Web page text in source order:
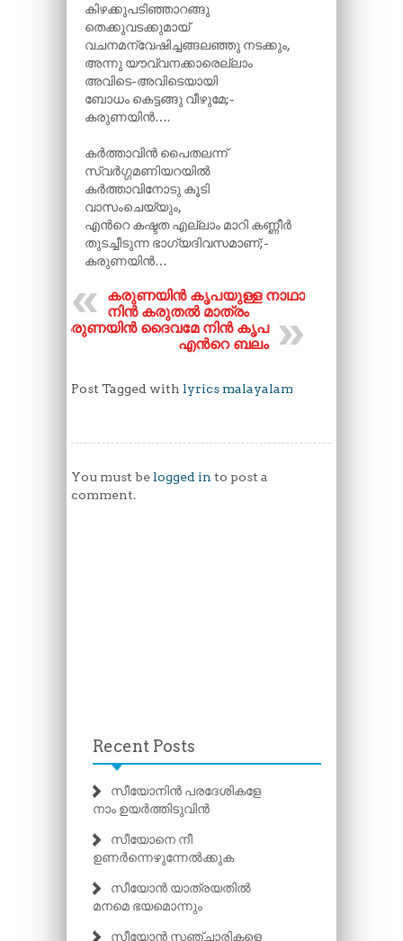
കിഴക്കുപടിഞ്ഞാറങ്ങു
തെക്കുവടക്കുമായ്
വചനമന്വേഷിച്ചങ്ങലഞ്ഞു നടക്കും,
അന്നു യൗവ്വനക്കാരെല്ലാം
അവിടെ-അവിടെയായി
ബോധം കെട്ടങ്ങു വീഴുമേ;-
കരുണയിൻ….
കർത്താവിൻ പൈതലന്ന്
സ്വർഗ്ഗമണിയറയിൽ
കർത്താവിനോടു കൂടി
വാസംചെയ്യും,
എന്‍റെ കഷ്ടത എല്ലാം മാറി കണ്ണീർ
തുടച്ചീടുന്ന ഭാഗ്യദിവസമാണ്;-
കരുണയിൻ…
കരുണയിൻ കൃപയുള്ള നാഥാ
നിൻ കരുതൽ മാത്രം
കരുണയിൻ ദൈവമേ നിൻ കൃപ
എന്‍റെ ബലം
Post Tagged with lyrics malayalam
You must be logged in to post a
comment.
Recent Posts
സീയോനിൻ പരദേശികളേ
നാം ഉയർത്തിടുവിൻ
സീയോനെ നീ
ഉണർന്നെഴുന്നേൽക്കുക
സീയോൻ യാത്രയതിൽ
മനമെ ഭയമൊന്നും
സീയോൻ സഞ്ചാരികളെ